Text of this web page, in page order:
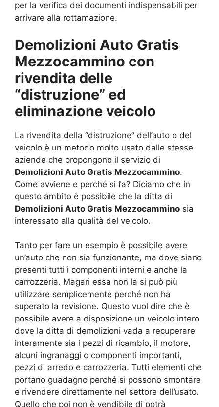
per la verifica dei documenti indispensabili per
arrivare alla rottamazione.
Demolizioni Auto Gratis
Mezzocammino con
rivendita delle
“distruzione” ed
eliminazione veicolo
La rivendita della “distruzione” dell’auto o del
veicolo è un metodo molto usato dalle stesse
aziende che propongono il servizio di
Demolizioni Auto Gratis Mezzocammino.
Come avviene e perché si fa? Diciamo che in
questo ambito è possibile che la ditta di
Demolizioni Auto Gratis Mezzocammino sia
interessato alla qualità del veicolo.
Tanto per fare un esempio è possibile avere
un’auto che non sia funzionante, ma dove siano
presenti tutti i componenti interni e anche la
carrozzeria. Magari essa non la si può più
utilizzare semplicemente perché non ha
superato la revisione. Questo vuol dire che è
possibile avere a disposizione un veicolo intero
dove la ditta di demolizioni vada a recuperare
interamente sia i pezzi di ricambio, il motore,
alcuni ingranaggi o componenti importanti,
pezzi di arredo e carrozzeria. Tutti elementi che
portano guadagno perché si possono smontare
e rivendere direttamente nel settore dell’usato.
Quello che poi non è vendibile di potrà